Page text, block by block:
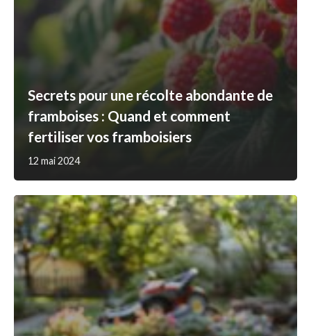
Secrets pour une récolte abondante de
framboises : Quand et comment
fertiliser vos framboisiers
12 mai 2024